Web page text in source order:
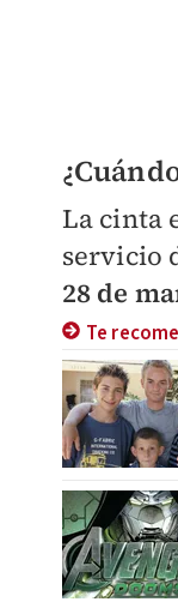
La cinta
servicio
28 de
Te